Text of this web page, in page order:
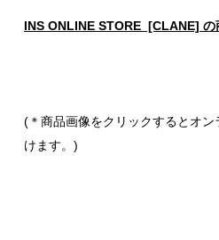
INS ONLINE STORE [CLANE] の
(＊商品画像をクリックするとオ
けます。)